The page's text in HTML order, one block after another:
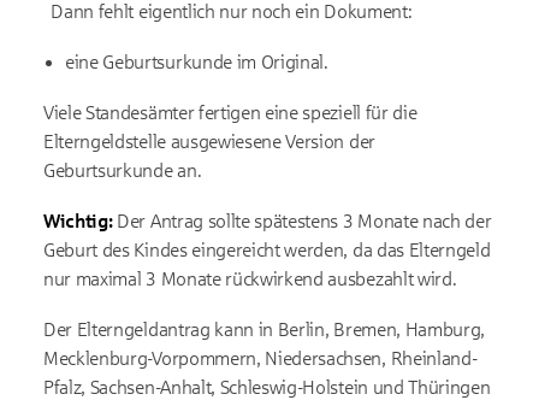
Dann fehlt eigentlich nur noch ein Dokument:
eine Geburtsurkunde im Original.
Viele Standesämter fertigen eine speziell für die
Elterngeldstelle ausgewiesene Version der
Geburtsurkunde an.
Wichtig:Der Antrag sollte spätestens 3 Monate nach der
Geburt des Kindes eingereicht werden, da das Elterngeld
nur maximal 3 Monate rückwirkend ausbezahlt wird.
Der Elterngeldantrag kann in Berlin, Bremen, Hamburg,
Mecklenburg-Vorpommern, Niedersachsen, Rheinland-
Pfalz, Sachsen-Anhalt, Schleswig-Holstein und Thüringen